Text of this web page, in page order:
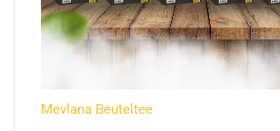
Mevlana Beuteltee